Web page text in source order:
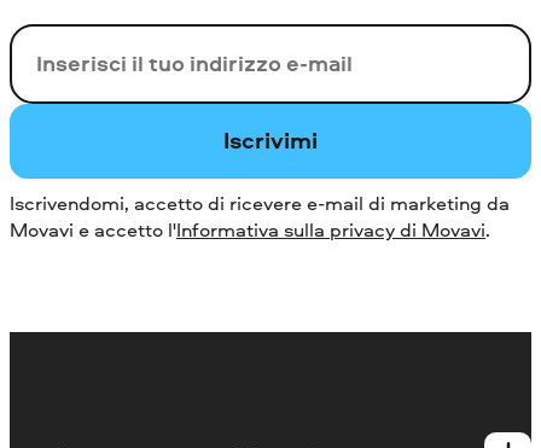
La tua e-mail
Iscrivimi
Iscrivendomi, accetto di ricevere e-mail di marketing da
Movavi e accetto l'Informativa sulla privacy di Movavi.